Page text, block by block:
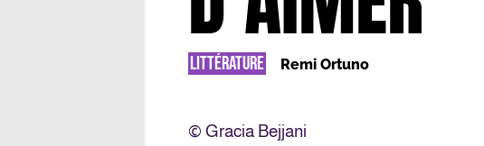
LITTÉRATURE Remi Ortuno
© Gracia Bejjani